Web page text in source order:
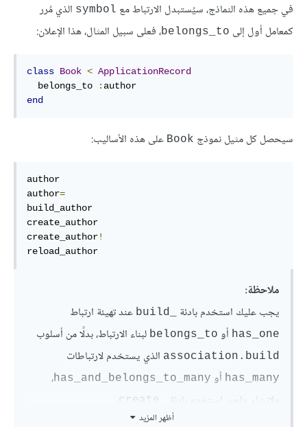
في جميع هذه النماذج، سيُستبدل الارتباط مع symbol الذي مُرر
كمعامل أول إلى belongs_to، فعلى سبيل المثال، هذا الإعلان:
class Book < ApplicationRecord
  belongs_to
:
end
سيحصل كل مثيل نموذج Book على هذه الأساليب:
author
author=
build_author
create_author
create_author!
reload_author
ملاحظة:
يجب عليك استخدم بادئة
عند تهيئة ارتباط
has_one أو belongs_to لبناء الارتباط، بدلًا من أسلوب
association.build الذي يستخدم لارتباطات
has_many أو has_and_belongs_to_many،
ولإنشاء واحد، استخدم بادئة
أظهر المزيد